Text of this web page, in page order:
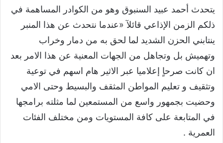
يتحدث أحمد عبيد السنبوق وهو من الكوادر المساهمة في
ذلكم الزمن الإذاعي قائلآ «عندما نتحدث عن هذا المنبر
ينتابني الحزن الشديد لما لحق به من دمار وخراب
وتهميش بل وتجاهل من الجهات المعنية عن هذا الامر بعد
ان كانت صرحاٍ إعلاميا عبر الاثير هام اسهم في توعية
وتثقيف و تعليم المواطن المثقف والبسيط وحتى الامي
وحضيت بجمهور واسع من المستمعين لما مثلته برامجها
في المتابعة على كافة المستويات ومن مختلف الفئات
العمرية .